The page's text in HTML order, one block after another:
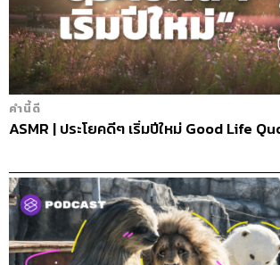
คำนี้ดี
ASMR | ประโยคดีๆ เริ่มปีใหม่ Good Life